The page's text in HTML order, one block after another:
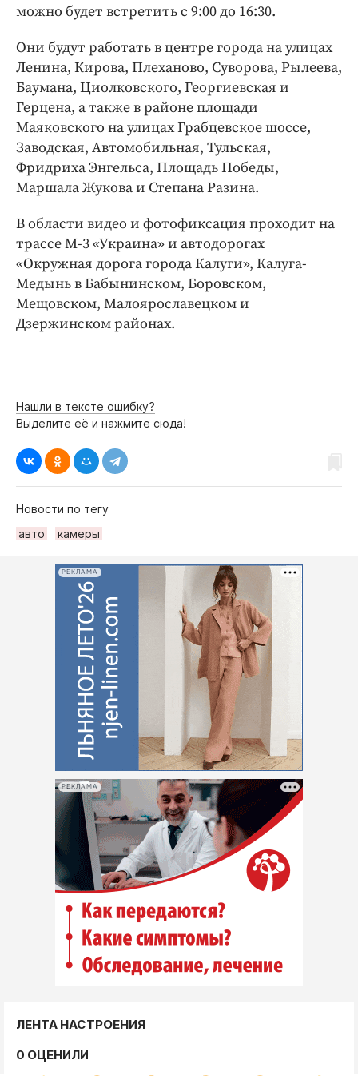
Интересное чтиво
Бренд года
Работодатель года
можно будет встретить с 9:00 до 16:30.
Они будут работать в центре города на улицах
Ленина, Кирова, Плеханово, Суворова, Рылеева,
Баумана, Циолковского, Георгиевская и
Герцена, а также в районе площади
Маяковского на улицах Грабцевское шоссе,
Заводская, Автомобильная, Тульская,
Фридриха Энгельса, Площадь Победы,
Маршала Жукова и Степана Разина.
В области видео и фотофиксация проходит на
трассе М-3 «Украина» и автодорогах
«Окружная дорога города Калуги», Калуга-
Медынь в Бабынинском, Боровском,
Мещовском, Малоярославецком и
Дзержинском районах.
Нашли в тексте ошибку?
Выделите её и нажмите сюда!
Новости по тегу
авто
камеры
РЕКЛАМА
РЕКЛАМА
ЛЕНТА НАСТРОЕНИЯ
0 ОЦЕНИЛИ